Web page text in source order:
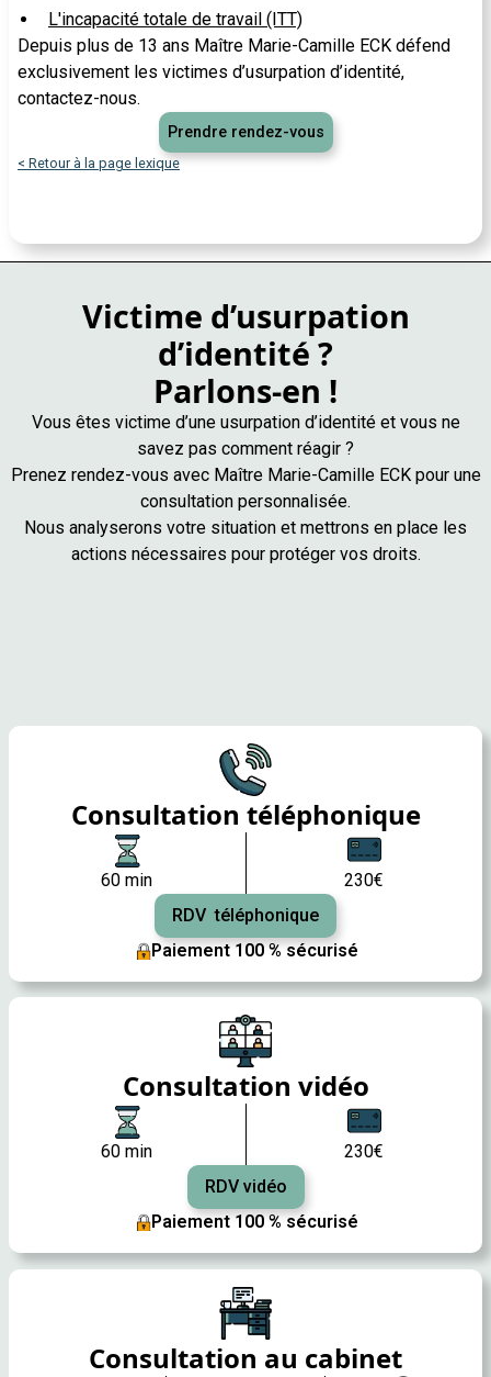
L'incapacité totale de travail (ITT)
Depuis plus de 13 ans Maître Marie-Camille ECK défend
exclusivement les victimes d’usurpation d’identité,
contactez-nous.
Prendre rendez-vous
< Retour à la page lexique
Victime d’usurpation
d’identité ?
Parlons-en !
Vous êtes victime d’une usurpation d’identité et vous ne
savez pas comment réagir ?
Prenez rendez-vous avec Maître Marie-Camille ECK pour une
consultation personnalisée.
Nous analyserons votre situation et mettrons en place les
actions nécessaires pour protéger vos droits.
Consultation téléphonique
60 min
230€
RDV téléphonique
Paiement 100 % sécurisé
Consultation vidéo
60 min
230€
RDV vidéo
Paiement 100 % sécurisé
Consultation au cabinet